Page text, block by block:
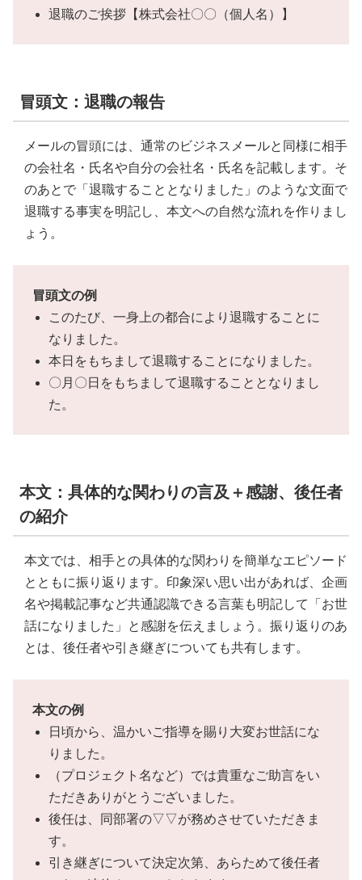
退職のご挨拶【株式会社〇〇（個人名）】
冒頭文：退職の報告
メールの冒頭には、通常のビジネスメールと同様に相手
の会社名・氏名や自分の会社名・氏名を記載します。そ
のあとで「退職することとなりました」のような文面で
退職する事実を明記し、本文への自然な流れを作りまし
ょう。
冒頭文の例
このたび、一身上の都合により退職することに
なりました。
本日をもちまして退職することになりました。
〇月〇日をもちまして退職することとなりまし
た。
本文：具体的な関わりの言及＋感謝、後任者
の紹介
本文では、相手との具体的な関わりを簡単なエピソード
とともに振り返ります。印象深い思い出があれば、企画
名や掲載記事など共通認識できる言葉も明記して「お世
話になりました」と感謝を伝えましょう。振り返りのあ
とは、後任者や引き継ぎについても共有します。
本文の例
日頃から、温かいご指導を賜り大変お世話にな
りました。
（プロジェクト名など）では貴重なご助言をい
ただきありがとうございました。
後任は、同部署の▽▽が務めさせていただきま
す。
引き継ぎについて決定次第、あらためて後任者